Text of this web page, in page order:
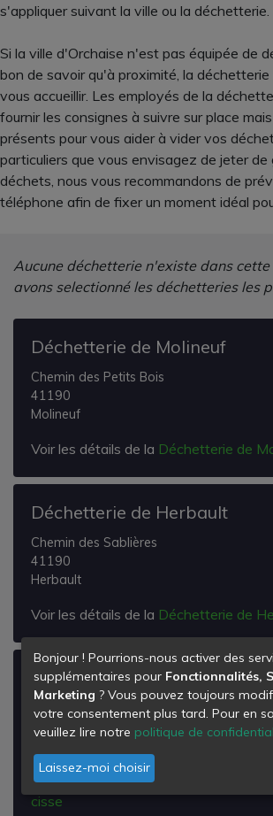
s'appliquer suivant la ville ou la déchetterie.
Si la ville d'Orchaise n'est pas équipée de
bon de savoir qu'à proximité, la
vous accueillir. Les employés de la
fournir les consignes à suivre sur place
présents pour vous aider à vider vos
particuliers que vous envisagez de jeter de
déchets, nous vous recommandons de
téléphone afin de fixer un moment idéal
Aucune déchetterie n'existe dans cette
avons selectionné les déchetteries les
Déchetterie de Molineuf
Chemin des Petits Bois
41190
Molineuf
Voir les détails de la Déchetterie de
Déchetterie de Herbault
Chemin des Sablières
41190
Herbault
Voir les détails de la Déchetterie de
Déchetterie de Chouzy-sur-
Route de Coulanges
41150
Voir les détails de la
Déchetterie de
cisse
Bonjour ! Pourrions-nous activer des
supplémentaires pour Fonctionnalités,
Marketing ? Vous pouvez toujours
votre consentement plus tard. Pour en
veuillez lire notre politique de
Laissez-moi choisir